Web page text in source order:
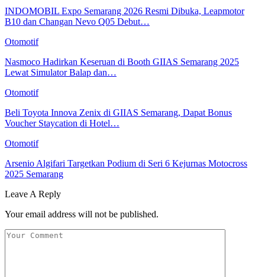
INDOMOBIL Expo Semarang 2026 Resmi Dibuka, Leapmotor
B10 dan Changan Nevo Q05 Debut…
Otomotif
Nasmoco Hadirkan Keseruan di Booth GIIAS Semarang 2025
Lewat Simulator Balap dan…
Otomotif
Beli Toyota Innova Zenix di GIIAS Semarang, Dapat Bonus
Voucher Staycation di Hotel…
Otomotif
Arsenio Algifari Targetkan Podium di Seri 6 Kejurnas Motocross
2025 Semarang
Leave A Reply
Your email address will not be published.